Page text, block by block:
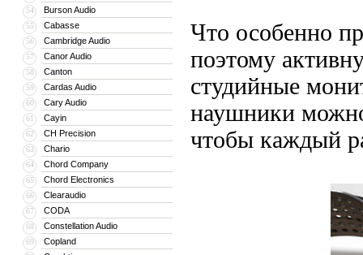
54 Burson Audio
55 Cabasse
56 Cambridge Audio
57 Canor Audio
58 Canton
59 Cardas Audio
60 Cary Audio
61 Cayin
62 CH Precision
63 Chario
64 Chord Company
65 Chord Electronics
66 Clearaudio
67 CODA
68 Constellation Audio
69 Copland
Что особенно
поэтому
студийные
наушники
чтобы каждый